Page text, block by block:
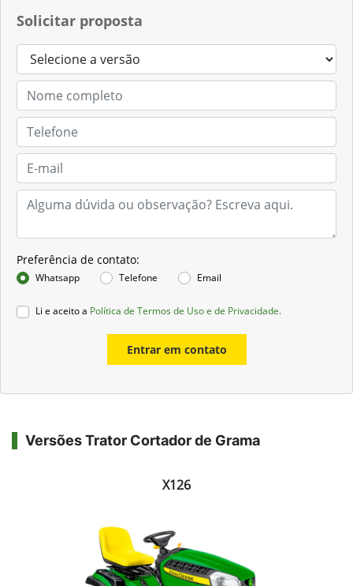
Solicitar proposta
Preferência de contato:
Whatsapp Telefone Email
Li e aceito a Política de Termos de Uso e de Privacidade.
Entrar em contato
Versões Trator Cortador de Grama
X126